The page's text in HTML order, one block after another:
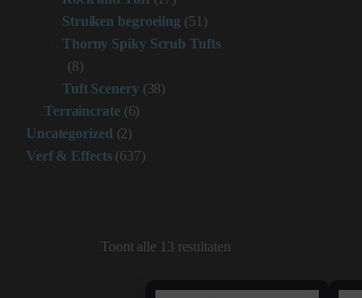
Struiken begroeiing (51)
Thorny Spiky Scrub Tufts
(8)
Tuft Scenery (38)
Terraincrate (6)
Uncategorized (2)
Verf & Effects (637)
Toont alle 13 resultaten